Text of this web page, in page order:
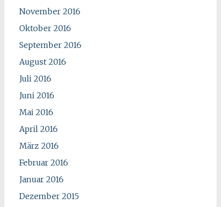
November 2016
Oktober 2016
September 2016
August 2016
Juli 2016
Juni 2016
Mai 2016
April 2016
März 2016
Februar 2016
Januar 2016
Dezember 2015